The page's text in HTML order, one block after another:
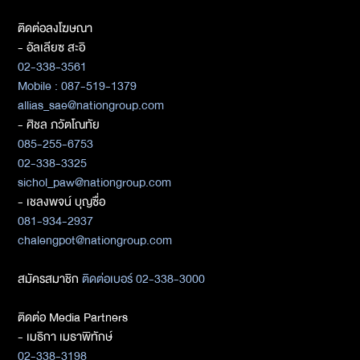
ติดต่อลงโฆษณา
- อัลเลียซ สะอิ
02-338-3561
Mobile : 087-519-1379
allias_sae@nationgroup.com
- ศิชล ภวัตโณทัย
085-255-6753
02-338-3325
sichol_paw@nationgroup.com
- เชลงพจน์ บุญซื่อ
081-934-2937
chalengpot@nationgroup.com
สมัครสมาชิกติดต่อเบอร์ 02-338-3000
ติดต่อ Media Partners
- เมธิกา เมธาพิทักษ์
02-338-3198